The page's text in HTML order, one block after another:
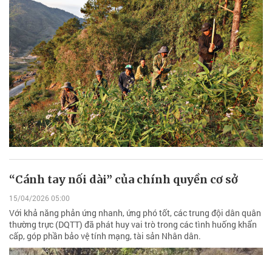
“Cánh tay nối dài” của chính quyền cơ sở
15/04/2026 05:00
Với khả năng phản ứng nhanh, ứng phó tốt, các trung đội dân quân
thường trực (DQTT) đã phát huy vai trò trong các tình huống khẩn
cấp, góp phần bảo vệ tính mạng, tài sản Nhân dân.